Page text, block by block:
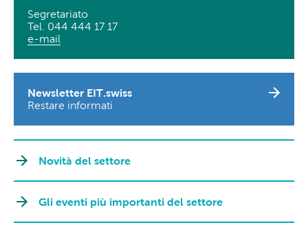
Segretariato
Tel. 044 444 17 17
e-mail
Newsletter EIT.swiss
Restare informati
Novità del settore
Gli eventi più importanti del settore